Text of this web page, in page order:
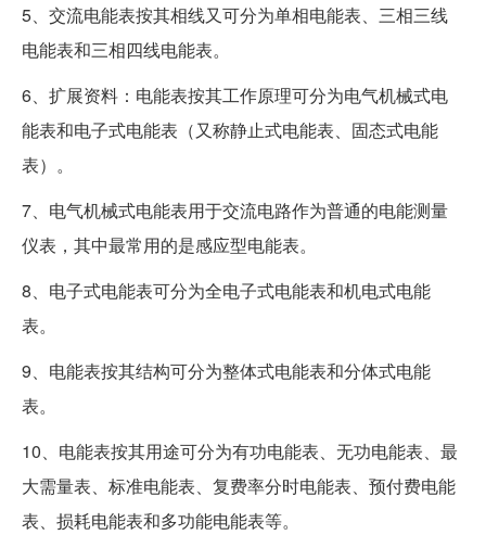
5、交流电能表按其相线又可分为单相电能表、三相三线
电能表和三相四线电能表。
6、扩展资料：电能表按其工作原理可分为电气机械式电
能表和电子式电能表（又称静止式电能表、固态式电能
表）。
7、电气机械式电能表用于交流电路作为普通的电能测量
仪表，其中最常用的是感应型电能表。
8、电子式电能表可分为全电子式电能表和机电式电能
表。
9、电能表按其结构可分为整体式电能表和分体式电能
表。
10、电能表按其用途可分为有功电能表、无功电能表、最
大需量表、标准电能表、复费率分时电能表、预付费电能
表、损耗电能表和多功能电能表等。